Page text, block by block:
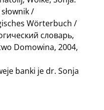
/
Wörterbuch /
словарь,
Domowina, 2004,
banki je dr. Sonja